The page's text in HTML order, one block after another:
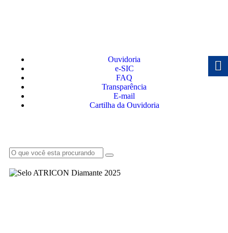
Ouvidoria
e-SIC
FAQ
Transparência
E-mail
Cartilha da Ouvidoria